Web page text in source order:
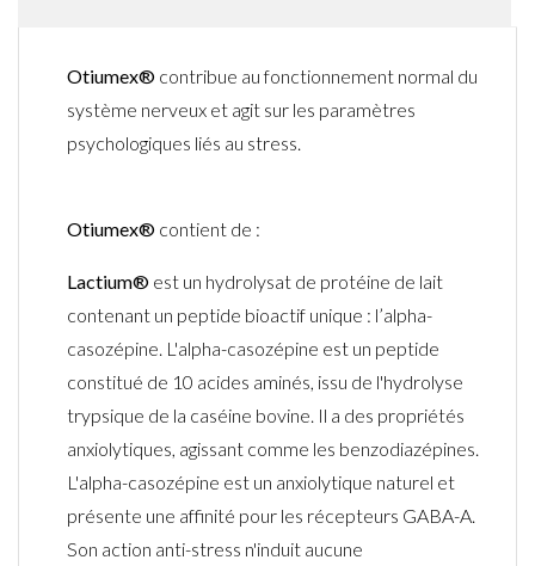
Otiumex® contribue au fonctionnement normal du
système nerveux et agit sur les paramètres
psychologiques liés au stress.
Otiumex® contient de :
Lactium® est un hydrolysat de protéine de lait
contenant un peptide bioactif unique : l’alpha-
casozépine. L'alpha-casozépine est un peptide
constitué de 10 acides aminés, issu de l'hydrolyse
trypsique de la caséine bovine. Il a des propriétés
anxiolytiques, agissant comme les benzodiazépines.
L'alpha-casozépine est un anxiolytique naturel et
présente une affinité pour les récepteurs GABA-A.
Son action anti-stress n'induit aucune